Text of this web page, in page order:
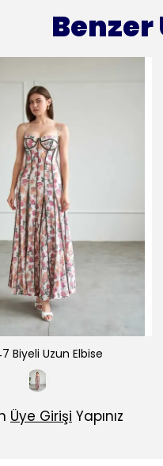
Biyeli Uzun Elbise
Üye Girişi Yapınız